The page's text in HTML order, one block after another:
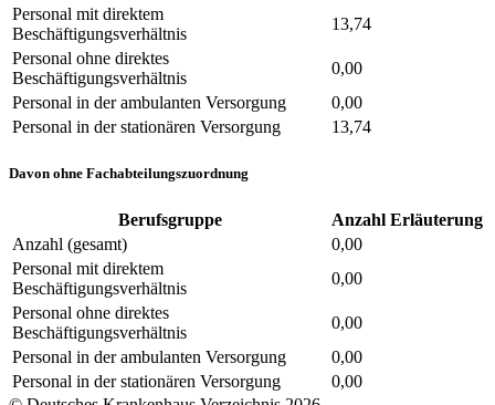
Personal mit direktem
Beschäftigungsverhältnis
13,74
Personal ohne direktes
Beschäftigungsverhältnis
0,00
Personal in der ambulanten Versorgung
0,00
Personal in der stationären Versorgung
13,74
Davon ohne Fachabteilungszuordnung
Berufsgruppe Anzahl Erläuterung
Anzahl (gesamt)
0,00
Personal mit direktem
Beschäftigungsverhältnis
0,00
Personal ohne direktes
Beschäftigungsverhältnis
0,00
Personal in der ambulanten Versorgung
0,00
Personal in der stationären Versorgung
0,00